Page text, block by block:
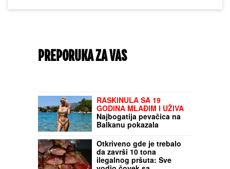
PREPORUKA ZA VAS
RASKINULA SA 19
GODINA MLAĐIM I UŽIVA
Najbogatija pevačica na
Balkanu pokazala
Niko ne veruje da je u
petoj deceniji (Foto)
Otkriveno gde je trebalo
da završi 10 tona
ilegalnog pršuta: Sve